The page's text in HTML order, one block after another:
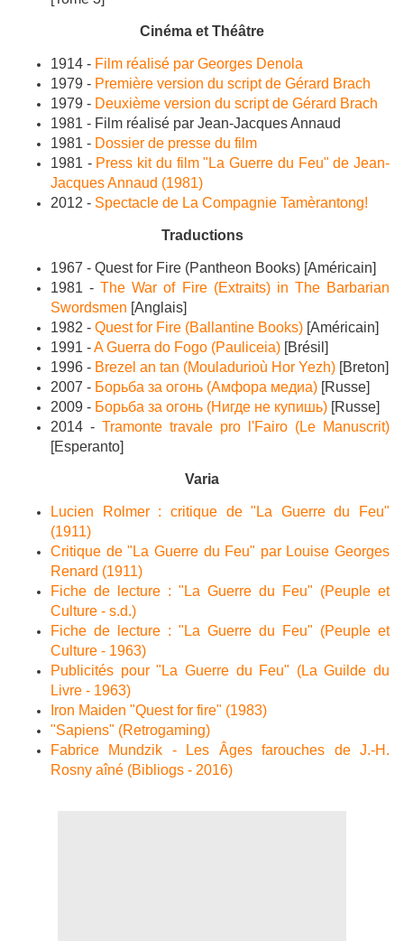
Cinéma et Théâtre
1914 - Film réalisé par Georges Denola
1979 - Première version du script de Gérard Brach
1979 - Deuxième version du script de Gérard Brach
1981 - Film réalisé par Jean-Jacques Annaud
1981 - Dossier de presse du film
1981 - Press kit du film "La Guerre du Feu" de Jean-
Jacques Annaud (1981)
2012 - Spectacle de La Compagnie Tamèrantong!
Traductions
1967 - Quest for Fire (Pantheon Books) [Américain]
1981 -The War of Fire (Extraits) in The Barbarian
Swordsmen [Anglais]
1982 - Quest for Fire (Ballantine Books) [Américain]
1991 -A Guerra do Fogo (Pauliceia) [Brésil]
1996 - Brezel an tan (Mouladurioù Hor Yezh) [Breton]
2007 - Борьба за огонь (Амфора медиа) [Russe]
2009 - Борьба за огонь (Нигде не купишь) [Russe]
2014 - Tramonte travale pro l'Fairo (Le Manuscrit)
[Esperanto]
Varia
Lucien Rolmer : critique de "La Guerre du Feu"
(1911)
Critique de "La Guerre du Feu" par Louise Georges
Renard (1911)
Fiche de lecture : "La Guerre du Feu" (Peuple et
Culture - s.d.)
Fiche de lecture : "La Guerre du Feu" (Peuple et
Culture - 1963)
Publicités pour "La Guerre du Feu" (La Guilde du
Livre - 1963)
Iron Maiden "Quest for fire" (1983)
"Sapiens" (Retrogaming)
Fabrice Mundzik - Les Âges farouches de J.-H.
Rosny aîné (Bibliogs - 2016)